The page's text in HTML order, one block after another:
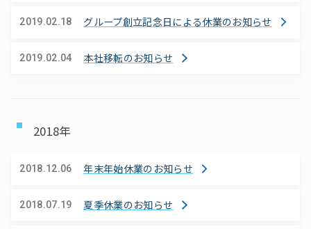
2019.02.18 グループ創立記念日による休業のお知らせ
2019.02.04 本社移転のお知らせ
2018年
2018.12.06 年末年始休業のお知らせ
2018.07.19 夏季休業のお知らせ